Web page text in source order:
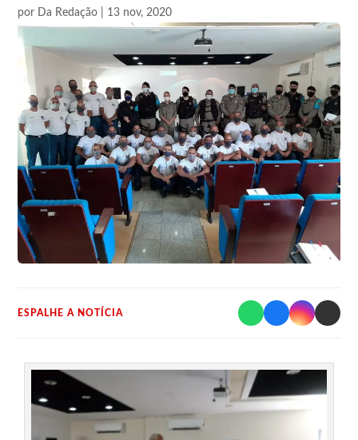
por Da Redação 13 nov, 2020
ESPALHE A NOTÍCIA